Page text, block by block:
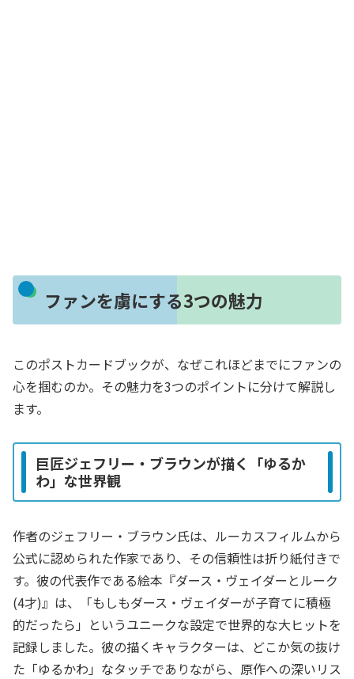
ファンを虜にする3つの魅力
このポストカードブックが、なぜこれほどまでにファンの
心を掴むのか。その魅力を3つのポイントに分けて解説し
ます。
巨匠ジェフリー・ブラウンが描く「ゆるか
わ」な世界観
作者のジェフリー・ブラウン氏は、ルーカスフィルムから
公式に認められた作家であり、その信頼性は折り紙付きで
す。彼の代表作である絵本『ダース・ヴェイダーとルーク
(4才)』は、「もしもダース・ヴェイダーが子育てに積極
的だったら」というユニークな設定で世界的な大ヒットを
記録しました。彼の描くキャラクターは、どこか気の抜け
た「ゆるかわ」なタッチでありながら、原作への深いリス